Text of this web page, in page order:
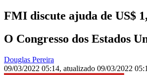
FMI discute ajuda de US$
O Congresso dos Estados
Douglas Pereira
09/03/2022 05:14, atualizado 09/03/2022